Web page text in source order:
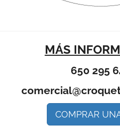
MÁS
650 295
COMPRAR